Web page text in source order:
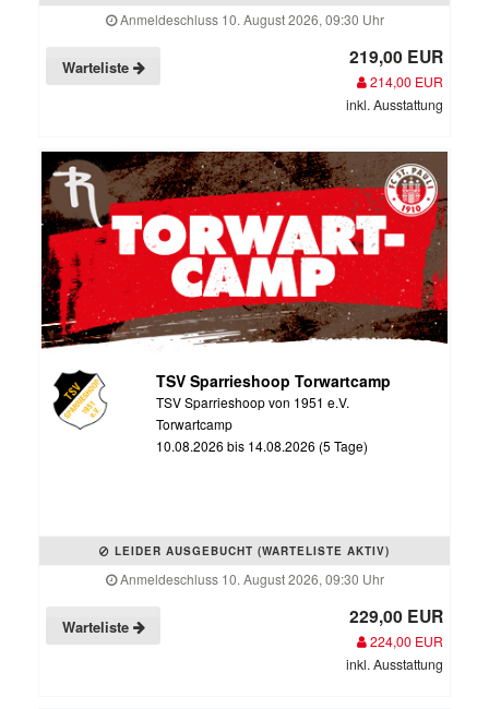
Anmeldeschluss 10. August 2026, 09:30 Uhr
Warteliste 219,00 EUR
214,00 EUR
inkl. Ausstattung
TSV Sparrieshoop Torwartcamp
TSV Sparrieshoop von 1951 e.V.
Torwartcamp
10.08.2026 bis 14.08.2026 (5 Tage)
LEIDER AUSGEBUCHT (WARTELISTE AKTIV)
Anmeldeschluss 10. August 2026, 09:30 Uhr
Warteliste 229,00 EUR
224,00 EUR
inkl. Ausstattung